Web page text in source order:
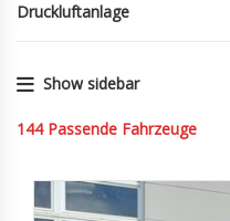
Druckluftanlage
Show sidebar
144 Passende Fahrzeuge